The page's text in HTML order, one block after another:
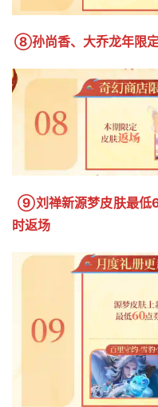
⑧孙尚香、大乔龙年限
⑨刘禅新源梦皮肤最低60点券，月度礼册更新2款皮肤限
时返场